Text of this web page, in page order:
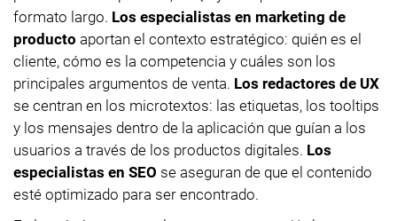
formato largo. Los especialistas en marketing de
producto aportan el contexto estratégico: quién es el
cliente, cómo es la competencia y cuáles son los
principales argumentos de venta. Los redactores de UX
se centran en los microtextos: las etiquetas, los tooltips
y los mensajes dentro de la aplicación que guían a los
usuarios a través de los productos digitales. Los
especialistas en SEO se aseguran de que el contenido
esté optimizado para ser encontrado.